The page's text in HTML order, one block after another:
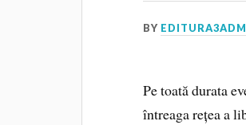
BY
Pe toată durata
întreaga rețea a